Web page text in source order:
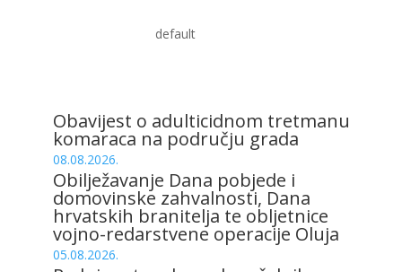
default
Obavijest o adulticidnom tretmanu
komaraca na području grada
08.08.2026.
Obilježavanje Dana pobjede i
domovinske zahvalnosti, Dana
hrvatskih branitelja te obljetnice
vojno-redarstvene operacije Oluja
05.08.2026.